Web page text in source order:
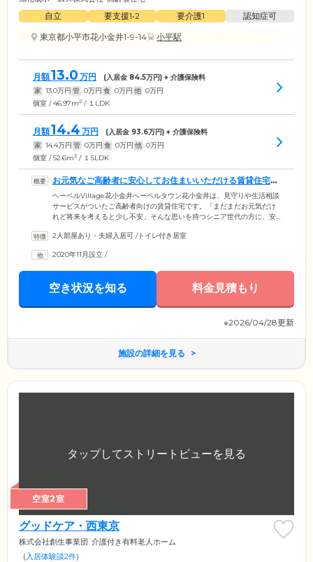
自立 要支援1•2 要介護1
認知症可
東京都小平市花小金井1-9-14
小平駅
月額13.0 万円 (入居金 84.5万円) + 介護保険料
家 13.0万円 管 0万円 食 0万円 他 0万円
個室 / 46.97m2 / １LDK
月額14.4 万円 (入居金 93.6万円) + 介護保険料
家 14.4万円 管 0万円 食 0万円 他 0万円
個室 / 52.6m2 / １SLDK
お元気なご高齢者に安心してお住まいいただける賃貸住宅で
す
ヘーベルVillage花小金井へーベルタウン花小金井は、見守りや生活相談
サービスがついたご高齢者向けの賃貸住宅です。「まだまだお元気だけ
れど将来を考えると少し不安」そんな思いを持つシニア世代の方に、安
の緊急通報装置やライフリズムセンサーは警備会社とつながっており、
が月に1回お部屋をご訪問。生活相談を承り、お困りのことがあれば解決
に向けてお手伝いいたします。備え付けのコミュニケーションタブレッ
用ください。
2人部屋あり・夫婦入居可 /トイレ付き居室
2020年11月設立 /
空き状況を知る 料金見積もり
※2026/04/28更新
施設の詳細を見る
空室2室
グッドケア・西東京
株式会社創生事業団 介護付き有料老人ホーム
(入居体験談2件)